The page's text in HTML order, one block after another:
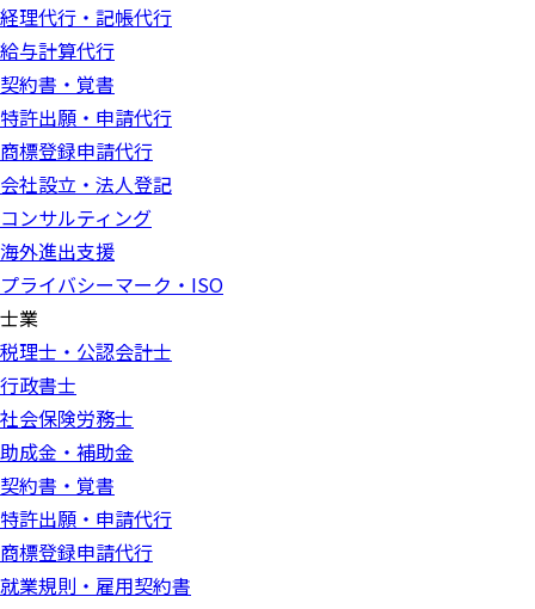
経理代行・記帳代行
給与計算代行
契約書・覚書
特許出願・申請代行
商標登録申請代行
会社設立・法人登記
コンサルティング
海外進出支援
プライバシーマーク・ISO
士業
税理士・公認会計士
行政書士
社会保険労務士
助成金・補助金
契約書・覚書
特許出願・申請代行
商標登録申請代行
就業規則・雇用契約書